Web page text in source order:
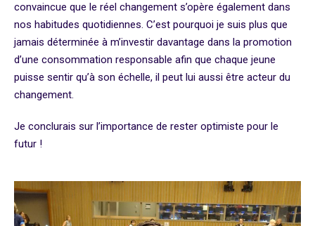
convaincue que le réel changement s’opère également dans
nos habitudes quotidiennes. C’est pourquoi je suis plus que
jamais déterminée à m’investir davantage dans la promotion
d’une consommation responsable afin que chaque jeune
puisse sentir qu’à son échelle, il peut lui aussi être acteur du
changement.
Je conclurais sur l’importance de rester optimiste pour le
futur !